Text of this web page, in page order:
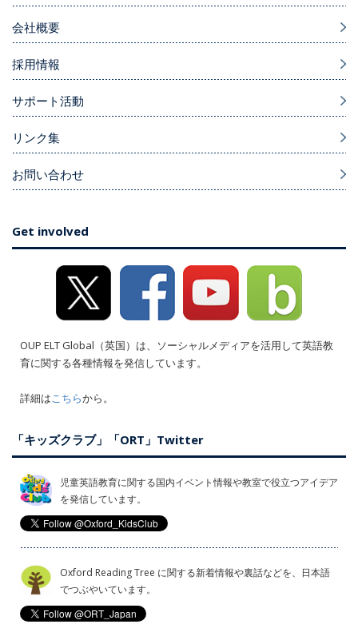
会社概要
採用情報
サポート活動
リンク集
お問い合わせ
Get involved
OUP ELT Global（英国）は、ソーシャルメディアを活用して英語教
育に関する各種情報を発信しています。
詳細はこちらから。
「キッズクラブ」「ORT」Twitter
児童英語教育に関する国内イベント情報や教室で役立つアイデア
を発信しています。
Oxford Reading Tree に関する新着情報や裏話などを、日本語
でつぶやいています。